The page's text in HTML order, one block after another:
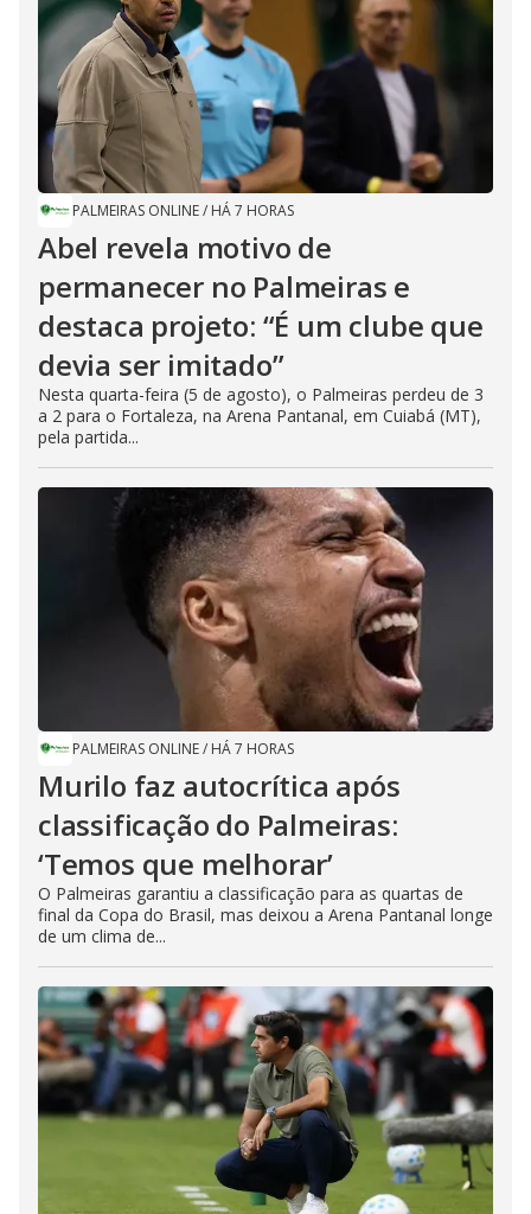
PALMEIRAS ONLINE/ HÁ 7 HORAS
Abel revela motivo de
permanecer no Palmeiras e
destaca projeto: “É um clube que
devia ser imitado”
Nesta quarta-feira (5 de agosto), o Palmeiras perdeu de 3
a 2 para o Fortaleza, na Arena Pantanal, em Cuiabá (MT),
pela partida...
PALMEIRAS ONLINE/ HÁ 7 HORAS
Murilo faz autocrítica após
classificação do Palmeiras:
‘Temos que melhorar’
O Palmeiras garantiu a classificação para as quartas de
final da Copa do Brasil, mas deixou a Arena Pantanal longe
de um clima de...